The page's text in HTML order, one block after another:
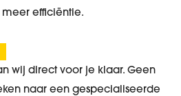
efficiëntie.
wij direct voor je klaar. Geen
naar een gespecialiseerde